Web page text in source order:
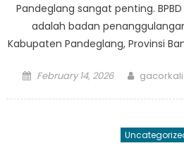
Pandeglang sangat penting.
adalah badan
Kabupaten Pandeglang, Provinsi
Posted
February 14, 2026 Author
gacorkali